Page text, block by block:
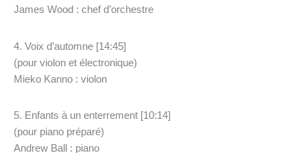
James Wood : chef d’orchestre
4. Voix d’automne [14:45]
(pour violon et électronique)
Mieko Kanno : violon
5. Enfants à un enterrement [10:14]
(pour piano préparé)
Andrew Ball : piano